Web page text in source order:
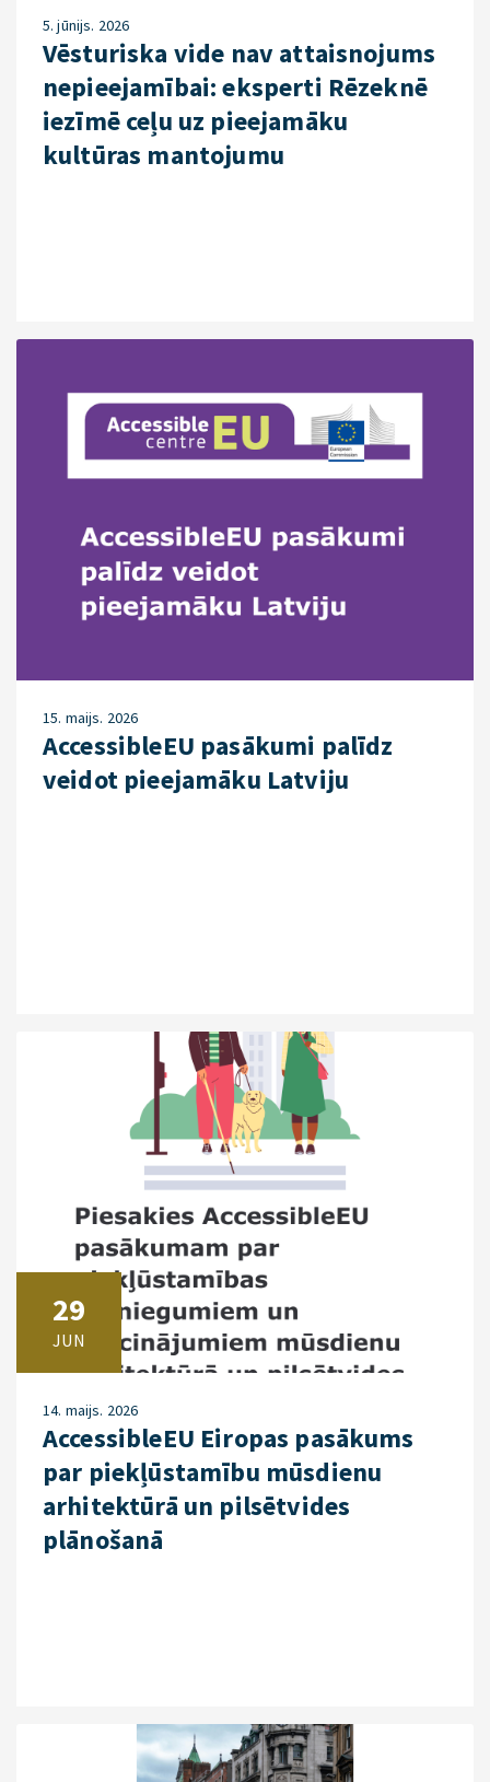
5. jūnijs. 2026
Vēsturiska vide nav attaisnojums
nepieejamībai: eksperti Rēzeknē
iezīmē ceļu uz pieejamāku
kultūras mantojumu
15. maijs. 2026
AccessibleEU pasākumi palīdz
veidot pieejamāku Latviju
29
JUN
14. maijs. 2026
AccessibleEU Eiropas pasākums
par piekļūstamību mūsdienu
arhitektūrā un pilsētvides
plānošanā